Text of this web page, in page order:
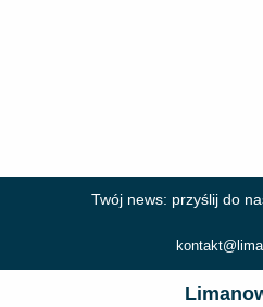
Twój news: przyślij do